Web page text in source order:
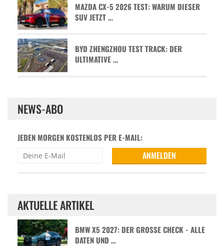
MAZDA CX-5 2026 TEST: WARUM DIESER
SUV JETZT …
BYD ZHENGZHOU TEST TRACK: DER
ULTIMATIVE …
NEWS-ABO
JEDEN MORGEN KOSTENLOS PER E-MAIL:
AKTUELLE ARTIKEL
BMW X5 2027: DER GROSSE CHECK - ALLE D
ATEN UND …